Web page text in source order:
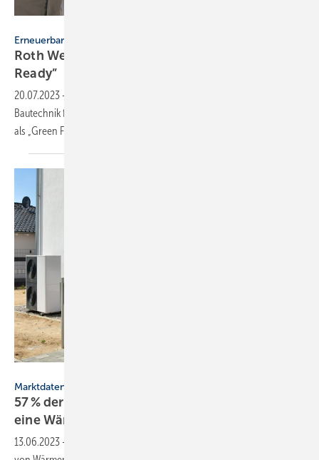
Erneuerbare Energien
Roth Werke: Heizöltanks sind „Green Fuels
Ready”
20.07.2023 -
Bautechnik für die Verwendung alternativer synthetischer Brennstoffe
als „Green Fuels Ready“
Marktdaten
57 % der 2022 gebauten Wohn­gebäude heizt
eine Wärmepumpe
13.06.2023 -